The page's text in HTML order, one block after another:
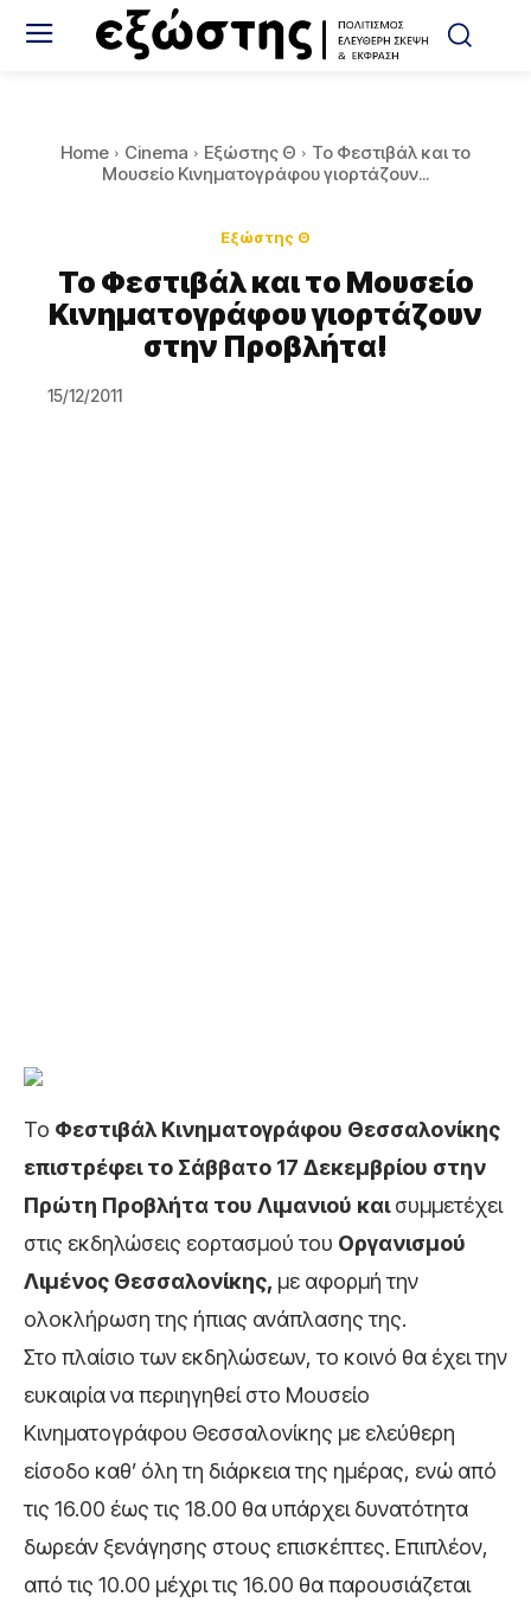
Home Cinema Εξώστης Θ
Το Φεστιβάλ και το
Μουσείο Κινηματογράφου γιορτάζουν...
Εξώστης Θ
Το Φεστιβάλ και το Μουσείο
Κινηματογράφου γιορτάζουν
στην Προβλήτα!
15/12/2011
Το Φεστιβάλ Κινηματογράφου Θεσσαλονίκης
επιστρέφει το Σάββατο 17 Δεκεμβρίου στην
Πρώτη Προβλήτα του Λιμανιού καισυμμετέχει
στις εκδηλώσεις εορτασμού του Οργανισμού
Λιμένος Θεσσαλονίκης, με αφορμή την
ολοκλήρωση της ήπιας ανάπλασης της.
Στο πλαίσιο των εκδηλώσεων, το κοινό θα έχει την
ευκαιρία να περιηγηθεί στο Μουσείο
Κινηματογράφου Θεσσαλονίκης με ελεύθερη
είσοδο καθ’ όλη τη διάρκεια της ημέρας, ενώ από
τις 16.00 έως τις 18.00 θα υπάρχει δυνατότητα
δωρεάν ξενάγησης στους επισκέπτες. Επιπλέον,
από τις 10.00 μέχρι τις 16.00 θα παρουσιάζεται